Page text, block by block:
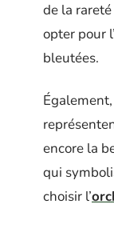
de la
opter pour
bleutées.
encore la
qui
choisir l’